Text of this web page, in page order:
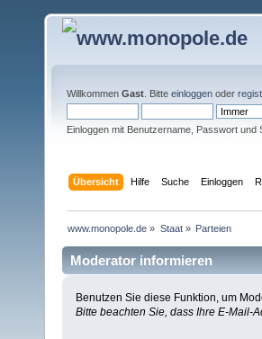
Willkommen Gast . Bitte einloggen oder
Einloggen mit Benutzername, Passwort und
Übersicht Hilfe Suche Einloggen
www.monopole.de » Staat» Parteien
Moderator informieren
Benutzen Sie diese Funktion, um
Bitte beachten Sie, dass Ihre E-Mail-